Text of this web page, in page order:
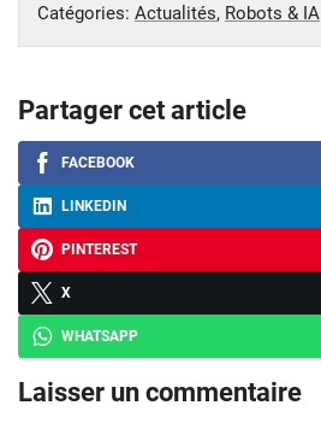
Catégories: Actualités, Robots & IA
Partager cet article
FACEBOOK
LINKEDIN
PINTEREST
X
WHATSAPP
Laisser un commentaire